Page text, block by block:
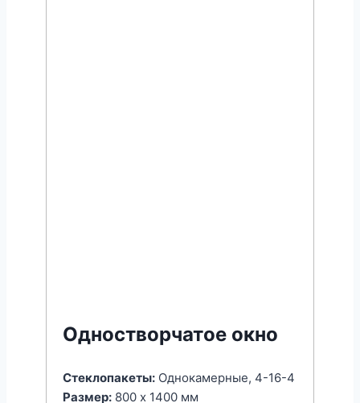
Одностворчатое окно
Стеклопакеты: Однокамерные, 4-16-4
Размер: 800 x 1400 мм